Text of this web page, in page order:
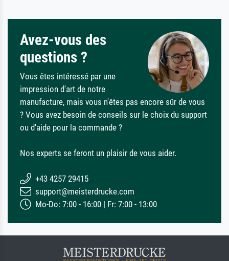
Avez-vous des
questions ?
Vous êtes intéressé par une
impression d'art de notre
manufacture, mais vous n'êtes pas encore sûr de vous
? Vous avez besoin de conseils sur le choix du support
ou d'aide pour la commande ?
Nos experts se feront un plaisir de vous aider.
+43 4257 29415
support@meisterdrucke.com
Mo-Do: 7:00 - 16:00 | Fr: 7:00 - 13:00